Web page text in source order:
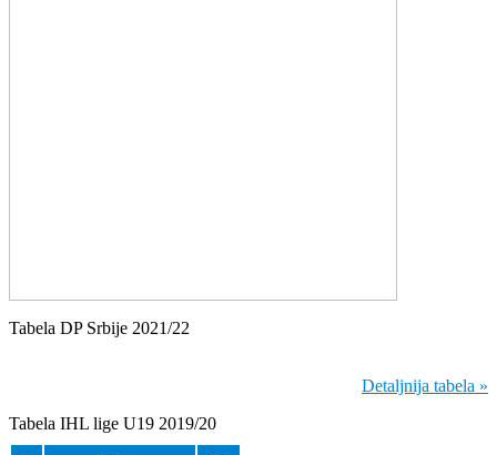
Tabela DP Srbije 2021/22
Detaljnija tabela »
Tabela IHL lige U19 2019/20